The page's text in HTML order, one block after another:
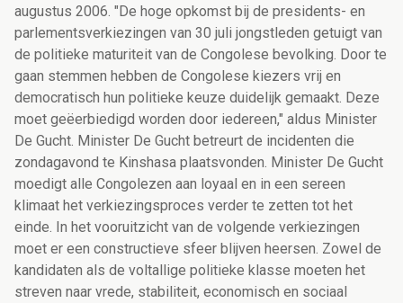
augustus 2006. "De hoge opkomst bij de presidents- en
parlementsverkiezingen van 30 juli jongstleden getuigt van
de politieke maturiteit van de Congolese bevolking. Door te
gaan stemmen hebben de Congolese kiezers vrij en
democratisch hun politieke keuze duidelijk gemaakt. Deze
moet geëerbiedigd worden door iedereen," aldus Minister
De Gucht. Minister De Gucht betreurt de incidenten die
zondagavond te Kinshasa plaatsvonden. Minister De Gucht
moedigt alle Congolezen aan loyaal en in een sereen
klimaat het verkiezingsproces verder te zetten tot het
einde. In het vooruitzicht van de volgende verkiezingen
moet er een constructieve sfeer blijven heersen. Zowel de
kandidaten als de voltallige politieke klasse moeten het
streven naar vrede, stabiliteit, economisch en sociaal